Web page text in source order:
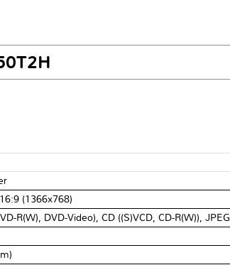
(1366x768)
R(W), DVD-Video), CD ((S)VCD, CD-R(W)), JPEG